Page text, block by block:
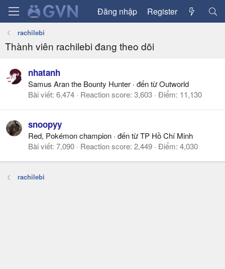
Đăng nhập Register
rachilebi
Thành viên rachilebi đang theo dõi
nhatanh
Samus Aran the Bounty Hunter · đến từOutworld
Bài viết 6,474 Reaction score 3,603 Điểm 11,130
snoopyy
Red, Pokémon champion · đến từTP Hồ Chí Minh
Bài viết 7,090 Reaction score 2,449 Điểm 4,030
rachilebi